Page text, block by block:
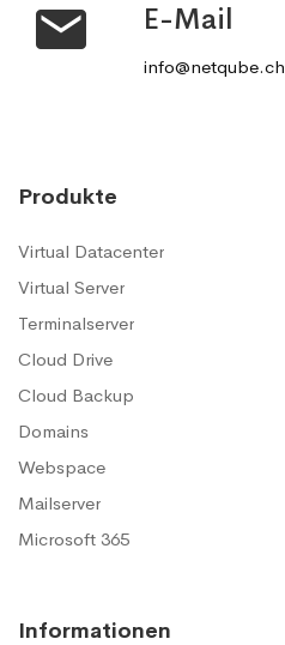
E-Mail
info@netqube.ch
Produkte
Virtual Datacenter
Virtual Server
Terminalserver
Cloud Drive
Cloud Backup
Domains
Webspace
Mailserver
Microsoft 365
Informationen